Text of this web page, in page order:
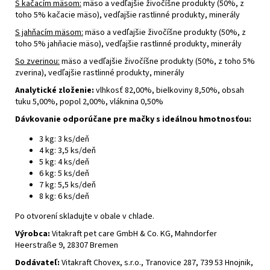
S kačacím mäsom:mäso a vedľajšie živočíšne produkty (50%, z
toho 5% kačacie mäso), vedľajšie rastlinné produkty, minerály
S jahňacím mäsom:mäso a vedľajšie živočíšne produkty (50%, z
toho 5% jahňacie mäso), vedľajšie rastlinné produkty, minerály
So zverinou:mäso a vedľajšie živočíšne produkty (50%, z toho 5%
zverina), vedľajšie rastlinné produkty, minerály
Analytické zloženie: vlhkosť 82,00%, bielkoviny 8,50%, obsah
tuku 5,00%, popol 2,00%, vláknina 0,50%
Dávkovanie odporúčane pre mačky s ideálnou hmotnosťou:
3 kg: 3 ks/deň
4 kg: 3,5 ks/deň
5 kg: 4 ks/deň
6 kg: 5 ks/deň
7 kg: 5,5 ks/deň
8 kg: 6 ks/deň
Po otvorení skladujte v obale v chlade.
Výrobca: Vitakraft pet care GmbH & Co. KG, Mahndorfer
Heerstraße 9, 28307 Bremen
Dodávateľ: Vitakraft Chovex, s.r.o., Tranovice 287, 739 53 Hnojnik,